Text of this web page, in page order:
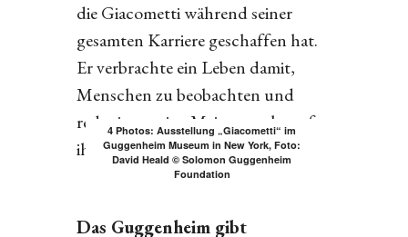
die Giacometti während seiner
gesamten Karriere geschaffen hat.
Er verbrachte ein Leben damit,
Menschen zu beobachten und
reduzierte seine Meisterwerke auf
ihre Essenz.
4 Photos: Ausstellung „Giacometti“ im
Guggenheim Museum in New York, Foto:
David Heald © Solomon Guggenheim
Foundation
Das Guggenheim gibt